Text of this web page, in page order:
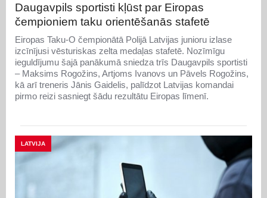
Daugavpils sportisti kļūst par Eiropas
čempioniem taku orientēšanās stafetē
Eiropas Taku-O čempionātā Polijā Latvijas junioru izlase
izcīnījusi vēsturiskas zelta medaļas stafetē. Nozīmīgu
ieguldījumu šajā panākumā sniedza trīs Daugavpils sportisti
– Maksims Rogožins, Artjoms Ivanovs un Pāvels Rogožins,
kā arī treneris Jānis Gaidelis, palīdzot Latvijas komandai
pirmo reizi sasniegt šādu rezultātu Eiropas līmenī.
LATVIJA